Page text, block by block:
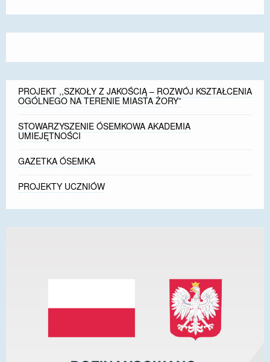
size.size.size.
PROJEKT ,,SZKOŁY Z JAKOŚCIĄ – ROZWÓJ KSZTAŁCENIA
OGÓLNEGO NA TERENIE MIASTA ŻORY”
STOWARZYSZENIE ÓSEMKOWA AKADEMIA
UMIEJĘTNOŚCI
GAZETKA ÓSEMKA
PROJEKTY UCZNIÓW